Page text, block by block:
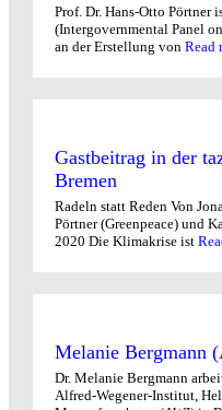
Prof. Dr. Hans-Otto Pörtner
(Intergovernmental Panel
an der Erstellung von Read
Gastbeitrag in der
Bremen
Radeln statt Reden Von
Pörtner (Greenpeace) und
2020 Die Klimakrise ist
Melanie Bergmann
Dr. Melanie Bergmann
Alfred-Wegener-Institut,